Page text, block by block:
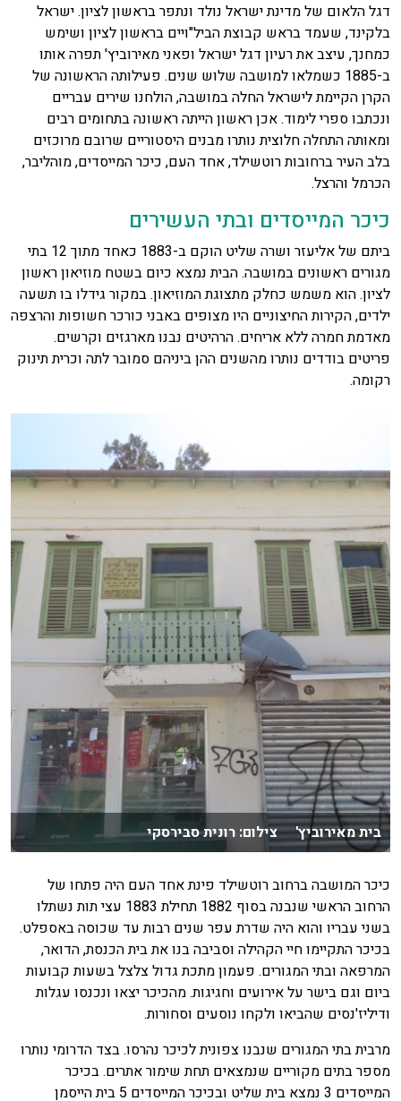
דגל הלאום של מדינת ישראל נולד ונתפר בראשון לציון. ישראל
בלקינד, שעמד בראש קבוצת הביל"ויים בראשון לציון ושימש
כמחנך, עיצב את רעיון דגל ישראל ופאני מאירוביץ' תפרה אותו
ב-1885 כשמלאו למושבה שלוש שנים. פעילותה הראשונה של
הקרן הקיימת לישראל החלה במושבה, הולחנו שירים עבריים
ונכתבו ספרי לימוד. אכן ראשון הייתה ראשונה בתחומים רבים
ומאותה התחלה חלוצית נותרו מבנים היסטוריים שרובם מרוכזים
בלב העיר ברחובות רוטשילד, אחד העם, כיכר המייסדים, מוהליבר,
הכרמל והרצל.
כיכר המייסדים ובתי העשירים
ביתם של אליעזר ושרה שליט הוקם ב-1883 כאחד מתוך 12 בתי
מגורים ראשונים במושבה. הבית נמצא כיום בשטח מוזיאון ראשון
לציון. הוא משמש כחלק מתצוגת המוזיאון. במקור גידלו בו תשעה
ילדים, הקירות החיצוניים היו מצופים באבני כורכר חשופות והרצפה
מאדמת חמרה ללא אריחים. הרהיטים נבנו מארגזים וקרשים.
פריטים בודדים נותרו מהשנים ההן ביניהם סמובר לתה וכרית תינוק
רקומה.
בית מאירוביץ' צילום: רונית סבירסקי
כיכר המושבה ברחוב רוטשילד פינת אחד העם היה פתחו של
הרחוב הראשי שנבנה בסוף 1882 תחילת 1883 עצי תות נשתלו
בשני עבריו והוא היה שדרת עפר שנים רבות עד שכוסה באספלט.
בכיכר התקיימו חיי הקהילה וסביבה בנו את בית הכנסת, הדואר,
המרפאה ובתי המגורים. פעמון מתכת גדול צלצל בשעות קבועות
ביום וגם בישר על אירועים וחגיגות. מהכיכר יצאו ונכנסו עגלות
ודיליז'נסים שהביאו ולקחו נוסעים וסחורות.
מרבית בתי המגורים שנבנו צפונית לכיכר נהרסו. בצד הדרומי נותרו
מספר בתים מקוריים שנמצאים תחת שימור אתרים. בכיכר
המייסדים 3 נמצא בית שליט ובכיכר המייסדים 5 בית הייסמן